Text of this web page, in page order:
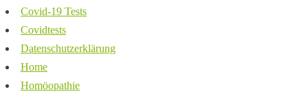
Covid-19 Tests
Covidtests
Datenschutzerklärung
Home
Homöopathie